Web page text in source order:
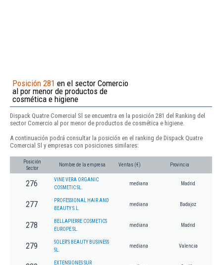
Posición 281 en el sector Comercio
al por menor de productos de
cosmética e higiene
Dispack Quatre Comercial Sl se encuentra en la posición 281 del Ranking del
sector Comercio al por menor de productos de cosmética e higiene.
A continuación podrá consultar la posición en el ranking de Dispack Quatre
Comercial Sl y empresas con posiciones similares:
Posición
Sector
Nombre de la empresa Ventas (€) Provincia
276
VINE VERA ORGANIC
COSMETIC SL.
mediana Madrid
277
PROFESSIONAL HAIR AND
BEAUTY S.L.
mediana Badajoz
278
BELLAPIERRE COSMETICS
EUROPE SL.
mediana Madrid
279
SOLER'S BEAUTY BUSINESS
SL.
mediana Valencia
EXTENSIONES SUR